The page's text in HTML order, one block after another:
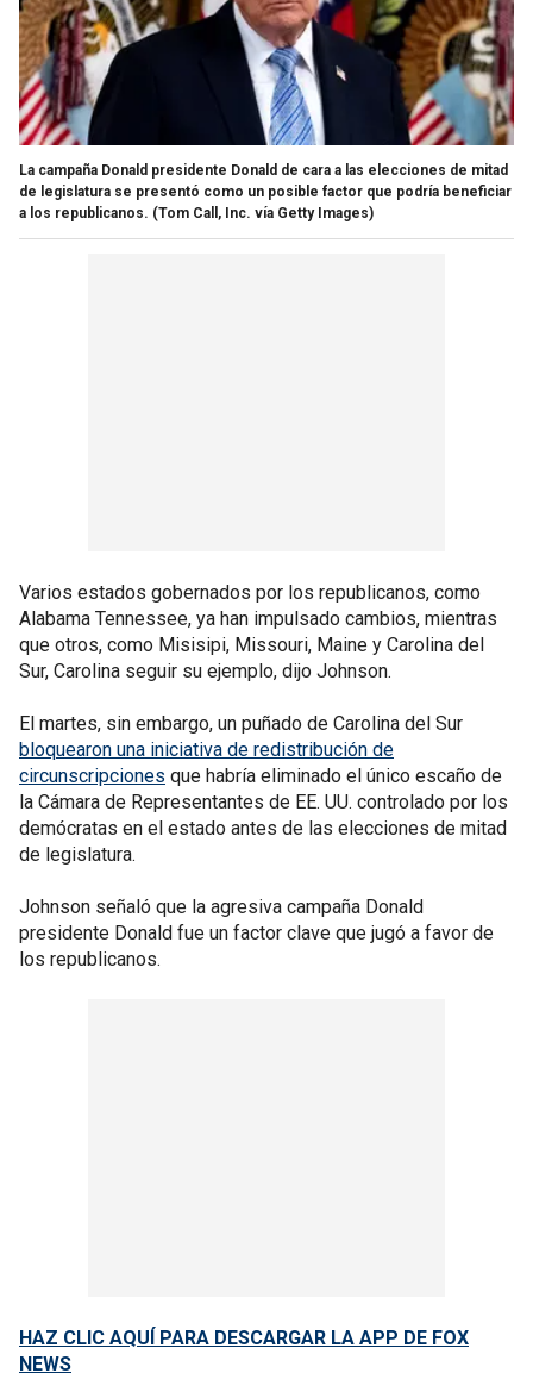
La campaña Donald presidente Donald de cara a las elecciones de mitad
de legislatura se presentó como un posible factor que podría beneficiar
a los republicanos. (Tom Call, Inc. vía Getty Images)
Varios estados gobernados por los republicanos, como
Alabama Tennessee, ya han impulsado cambios, mientras
que otros, como Misisipi, Missouri, Maine y Carolina del
Sur, Carolina seguir su ejemplo, dijo Johnson.
El martes, sin embargo, un puñado de Carolina del Sur
bloquearon una iniciativa de redistribución de
circunscripciones que habría eliminado el único escaño de
la Cámara de Representantes de EE. UU. controlado por los
demócratas en el estado antes de las elecciones de mitad
de legislatura.
Johnson señaló que la agresiva campaña Donald
presidente Donald fue un factor clave que jugó a favor de
los republicanos.
HAZ CLIC AQUÍ PARA DESCARGAR LA APP DE FOX
NEWS